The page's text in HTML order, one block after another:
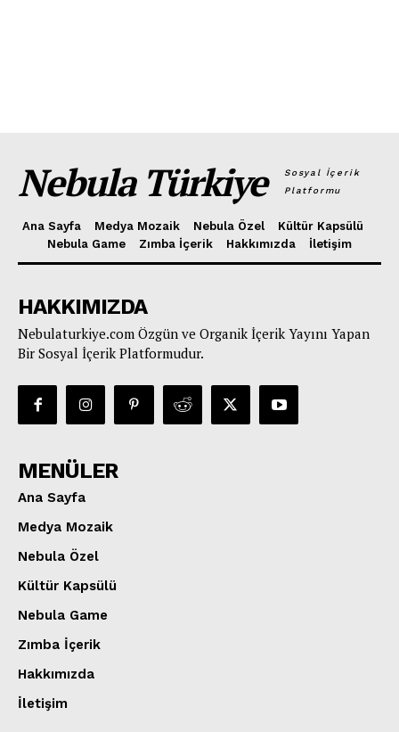
Nebula Türkiye
Sosyal İçerik
Platformu
Ana Sayfa Medya Mozaik Nebula Özel
Kültür Kapsülü
Nebula Game
Zımba İçerik Hakkımızda İletişim
HAKKIMIZDA
Nebulaturkiye.com Özgün ve Organik İçerik Yayını Yapan
Bir Sosyal İçerik Platformudur.
MENÜLER
Ana Sayfa
Medya Mozaik
Nebula Özel
Kültür Kapsülü
Nebula Game
Zımba İçerik
Hakkımızda
İletişim